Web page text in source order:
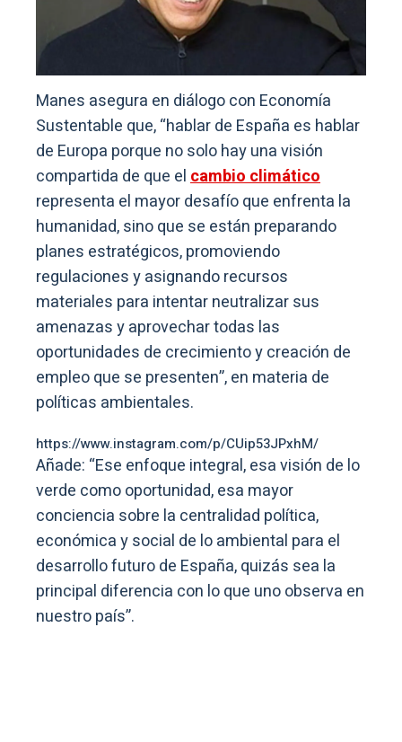
Manes asegura en diálogo con Economía
Sustentable que, “hablar de España es hablar
de Europa porque no solo hay una visión
compartida de que elcambio climático
representa el mayor desafío que enfrenta la
humanidad, sino que se están preparando
planes estratégicos, promoviendo
regulaciones y asignando recursos
materiales para intentar neutralizar sus
amenazas y aprovechar todas las
oportunidades de crecimiento y creación de
empleo que se presenten”, en materia de
políticas ambientales.
https://www.instagram.com/p/CUip53JPxhM/
Añade: “Ese enfoque integral, esa visión de lo
verde como oportunidad, esa mayor
conciencia sobre la centralidad política,
económica y social de lo ambiental para el
desarrollo futuro de España, quizás sea la
principal diferencia con lo que uno observa en
nuestro país”.